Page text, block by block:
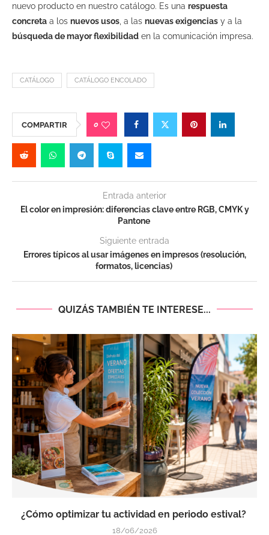
nuevo producto en nuestro catálogo. Es una respuesta
concreta a los nuevos usos , a las nuevas exigencias y a la
búsqueda de mayor flexibilidad en la comunicación impresa.
CATÁLOGO CATÁLOGO ENCOLADO
COMPARTIR 0
Entrada anterior
El color en impresión: diferencias clave entre RGB, CMYK y
Pantone
Siguiente entrada
Errores típicos al usar imágenes en impresos (resolución,
formatos, licencias)
QUIZÁS TAMBIÉN TE INTERESE...
¿Cómo optimizar tu actividad en periodo estival?
18/06/2026